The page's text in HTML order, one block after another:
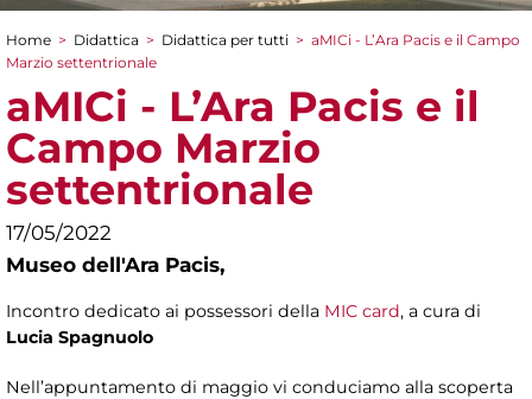
Tu sei qui
Home > Didattica > Didattica per tutti > aMICi - L’Ara Pacis e il Campo
Marzio settentrionale
aMICi - L’Ara Pacis e il
Campo Marzio
settentrionale
17/05/2022
Museo dell'Ara Pacis,
Incontro dedicato ai possessori della MIC card, a cura di
Lucia Spagnuolo
Nell’appuntamento di maggio vi conduciamo alla scoperta